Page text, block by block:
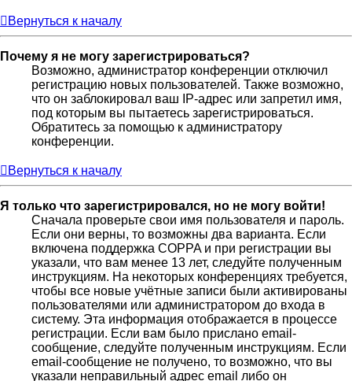
Вернуться к началу
Почему я не могу зарегистрироваться?
Возможно, администратор конференции отключил
регистрацию новых пользователей. Также возможно,
что он заблокировал ваш IP-адрес или запретил имя,
под которым вы пытаетесь зарегистрироваться.
Обратитесь за помощью к администратору
конференции.
Вернуться к началу
Я только что зарегистрировался, но не могу войти!
Сначала проверьте свои имя пользователя и пароль.
Если они верны, то возможны два варианта. Если
включена поддержка COPPA и при регистрации вы
указали, что вам менее 13 лет, следуйте полученным
инструкциям. На некоторых конференциях требуется,
чтобы все новые учётные записи были активированы
пользователями или администратором до входа в
систему. Эта информация отображается в процессе
регистрации. Если вам было прислано email-
сообщение, следуйте полученным инструкциям. Если
email-сообщение не получено, то возможно, что вы
указали неправильный адрес email либо он